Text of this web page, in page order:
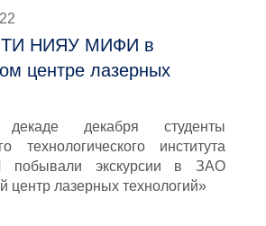
НИЯУ МИФИ в
центре лазерных
декабря студенты
технологического института
экскурсии в ЗАО
центр лазерных технологий»